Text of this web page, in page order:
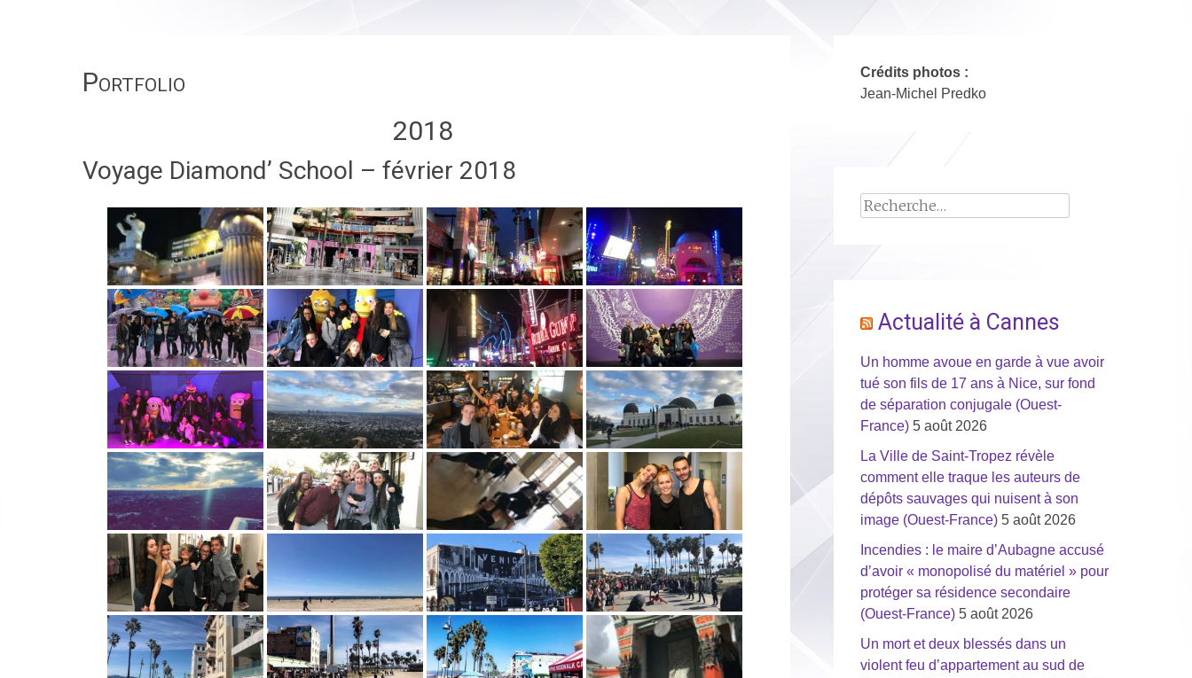
Portfolio
2018
Voyage Diamond’ School – février 2018
Crédits photos :
Jean-Michel Predko
Rechercher :
Actualité à Cannes
Un homme avoue en garde à vue avoir
tué son fils de 17 ans à Nice, sur fond
de séparation conjugale (Ouest-
France) 5 août 2026
La Ville de Saint-Tropez révèle
comment elle traque les auteurs de
dépôts sauvages qui nuisent à son
image (Ouest-France) 5 août 2026
Incendies : le maire d’Aubagne accusé
d’avoir « monopolisé du matériel » pour
protéger sa résidence secondaire
(Ouest-France) 5 août 2026
Un mort et deux blessés dans un
violent feu d’appartement au sud de